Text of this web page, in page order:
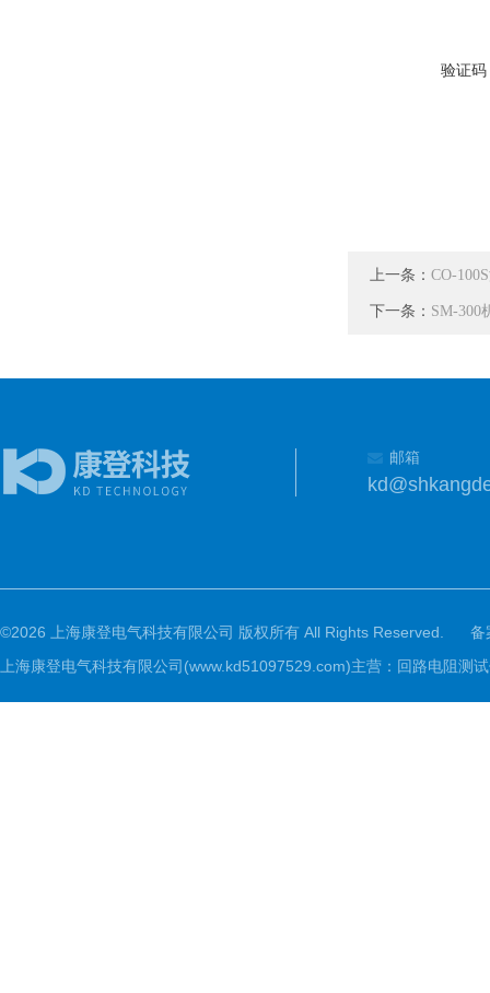
验证码
上一条： CO-
下一条： SM-300
邮箱
©2026 上海康登电气科技有限公司 版权所有 All Rights Reserved.
备
上海康登电气科技有限公司(www.kd51097529.com)主营：回路电阻